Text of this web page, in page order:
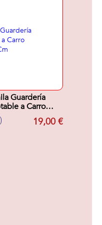
Guardería
a Carro
19,00 €